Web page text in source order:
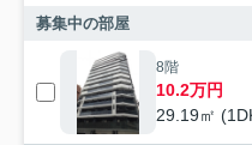
募集中の部屋
8階
10.2万円
29.19㎡